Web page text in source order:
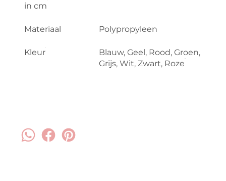
in cm
Materiaal Polypropyleen
Kleur
Blauw, Geel, Rood, Groen,
Grijs, Wit, Zwart, Roze